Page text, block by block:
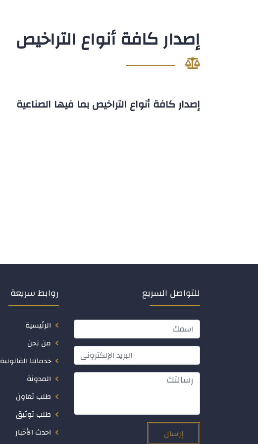
إصدار كافة أنواع التراخيص
إصدار كافة أنواع التراخيص بما فيها الصناعية
للتواصل السريع
إرسال
روابط سريعة
الرئيسية
من نحن
خدماتنا القانونية
المدونة
طلب تعاون
طلب توثيق
احدث الأخبار